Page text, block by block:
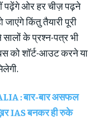
ओर हर चीज़ पढ़ने
किंतु तैयारी पूरी
सालों के प्रश्न-पत्र भी
को शॉर्ट-आउट करने या
: बार-बार असफल
IAS बनकर ही रुके